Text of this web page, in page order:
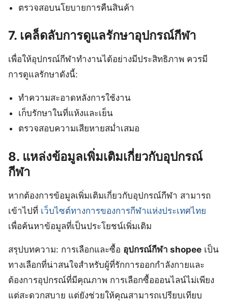
ตรวจสอบนโยบายการคืนสินค้า
7. เคล็ดลับการดูแลรักษาอุปกรณ์กีฬา
เพื่อให้อุปกรณ์กีฬาทำงานได้อย่างมีประสิทธิภาพ ควรมี
การดูแลรักษาดังนี้:
ทำความสะอาดหลังการใช้งาน
เก็บรักษาในที่แห้งและเย็น
ตรวจสอบความเสียหายสม่ำเสมอ
8. แหล่งข้อมูลเพิ่มเติมเกี่ยวกับอุปกรณ์
กีฬา
หากต้องการข้อมูลเพิ่มเติมเกี่ยวกับอุปกรณ์กีฬา สามารถ
เข้าไปที่ เว็บไซต์ทางการของการกีฬาแห่งประเทศไทย
เพื่อค้นหาข้อมูลที่เป็นประโยชน์เพิ่มเติม
สรุปบทความ: การเลือกและซื้อ อุปกรณ์กีฬา shopee เป็น
ทางเลือกที่น่าสนใจสำหรับผู้ที่รักการออกกำลังกายและ
ต้องการอุปกรณ์ที่มีคุณภาพ การเลือกซื้อออนไลน์ไม่เพียง
แต่สะดวกสบาย แต่ยังช่วยให้คุณสามารถเปรียบเทียบ